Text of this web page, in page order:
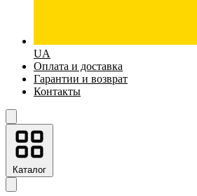
UA
Оплата и доставка
Гарантии и возврат
Контакты
Каталог